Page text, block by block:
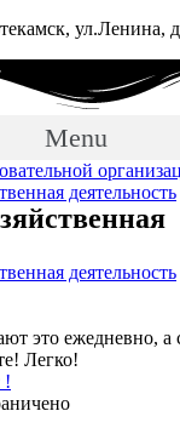
ул.Ленина,
Menu
деятельность
деятельность
это ежедневно, а
Легко!
!